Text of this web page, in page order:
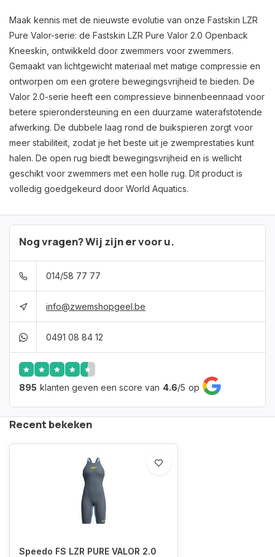
Maak kennis met de nieuwste evolutie van onze Fastskin LZR
Pure Valor-serie: de Fastskin LZR Pure Valor 2.0 Openback
Kneeskin, ontwikkeld door zwemmers voor zwemmers.
Gemaakt van lichtgewicht materiaal met matige compressie en
ontworpen om een grotere bewegingsvrijheid te bieden. De
Valor 2.0-serie heeft een compressieve binnenbeennaad voor
betere spierondersteuning en een duurzame waterafstotende
afwerking. De dubbele laag rond de buikspieren zorgt voor
meer stabiliteit, zodat je het beste uit je zwemprestaties kunt
halen. De open rug biedt bewegingsvrijheid en is wellicht
geschikt voor zwemmers met een holle rug. Dit product is
volledig goedgekeurd door World Aquatics.
Nog vragen? Wij zijn er voor u.
014/58 77 77
info@zwemshopgeel.be
0491 08 84 12
895 klanten geven een score van 4.6/5 op
Recent bekeken
Speedo FS LZR PURE VALOR 2.0